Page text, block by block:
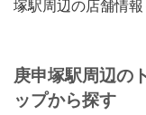
塚駅周辺の店舗情報
庚申塚駅周辺の
ップから探す